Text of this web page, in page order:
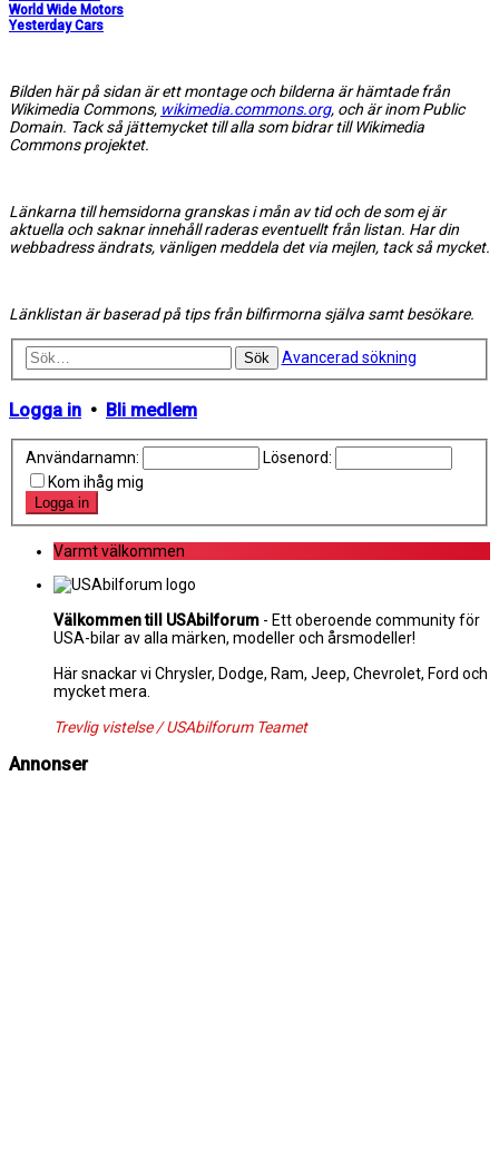
World Wide Motors
Yesterday Cars
Bilden här på sidan är ett montage och bilderna är hämtade från
Wikimedia Commons, wikimedia.commons.org, och är inom Public
Domain. Tack så jättemycket till alla som bidrar till Wikimedia
Commons projektet.
Länkarna till hemsidorna granskas i mån av tid och de som ej är
aktuella och saknar innehåll raderas eventuellt från listan. Har din
webbadress ändrats, vänligen meddela det via mejlen, tack så mycket.
Länklistan är baserad på tips från bilfirmorna själva samt besökare.
Sök Avancerad sökning
Logga in • Bli medlem
Användarnamn:
Lösenord:
Kom ihåg mig
Varmt välkommen
Välkommen till USAbilforum - Ett oberoende community för
USA-bilar av alla märken, modeller och årsmodeller!
Här snackar vi Chrysler, Dodge, Ram, Jeep, Chevrolet, Ford och
mycket mera.
Trevlig vistelse / USAbilforum Teamet
Annonser